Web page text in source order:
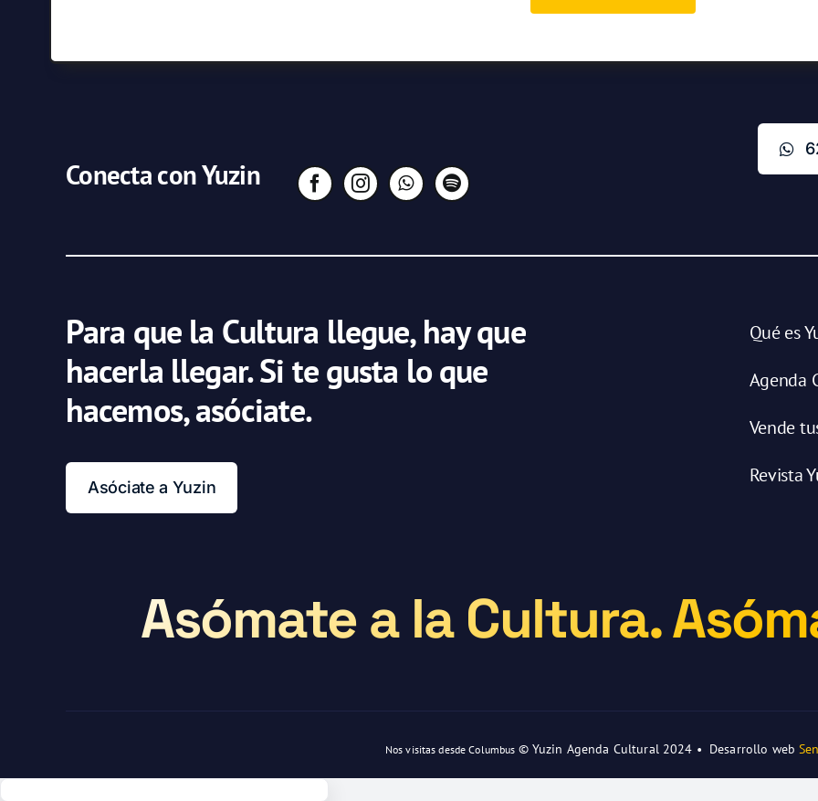
Conecta con Yuzin
Para que la Cultura llegue, hay que
hacerla llegar. Si te gusta lo que
hacemos, asóciate.
Asóciate a Yuzin
Qué es
Agenda
Vende
Revista
Asómate a la Cultura.
Nos visitas desde Columbus © Yuzin Agenda Cultural 2024 • Desarrollo web